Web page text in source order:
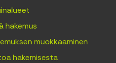
hakemus
muokkaaminen
hakemisesta